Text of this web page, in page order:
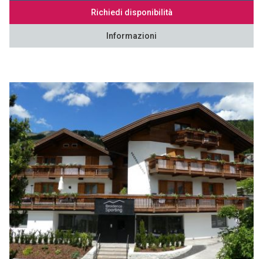
Richiedi disponibilità
Informazioni